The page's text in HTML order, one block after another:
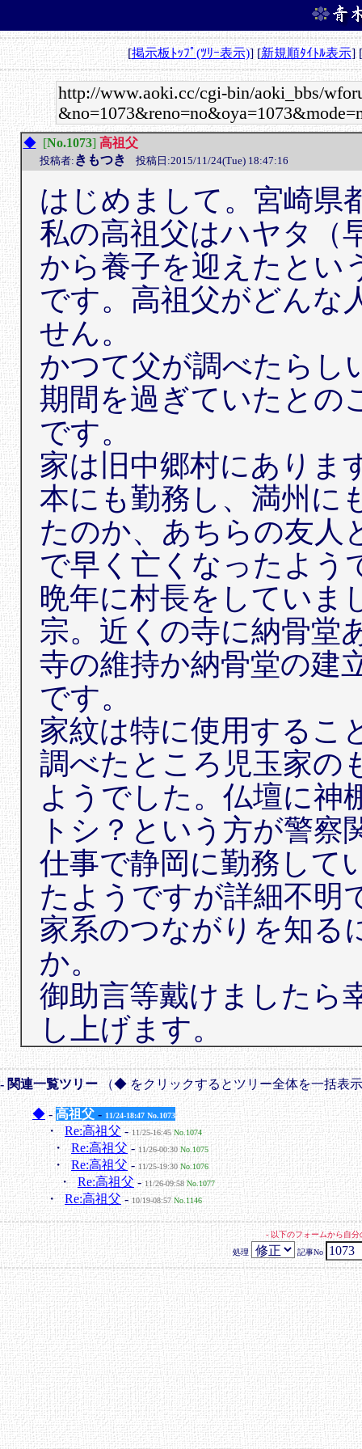
[掲示板ﾄｯﾌﾟ(ﾂﾘｰ表示)] [新規順ﾀｲﾄﾙ表示] [
◆ [No.1073] 高祖父
投稿者: きもつき 投稿日:2015/11/24(Tue) 18:47:16
はじめまして。宮崎県
私の高祖父はハヤタ（
から養子を迎えたとい
です。高祖父がどんな
せん。
かつて父が調べたらし
期間を過ぎていたとの
です。
家は旧中郷村にありま
本にも勤務し、満州に
たのか、あちらの友人
で早く亡くなったよう
晩年に村長をしていま
宗。近くの寺に納骨堂
寺の維持か納骨堂の建
です。
家紋は特に使用するこ
調べたところ児玉家の
ようでした。仏壇に神
トシ？という方が警察
仕事で静岡に勤務して
たようですが詳細不明
家系のつながりを知る
か。
御助言等戴けましたら
し上げます。
- 関連一覧ツリー（◆ をクリックするとツリー全体を一括表
◆-高祖父 - 11/24-18:47 No.1073
・Re:高祖父-11/25-16:45 No.1074
・Re:高祖父-11/26-00:30 No.1075
・Re:高祖父- 11/25-19:30 No.1076
・Re:高祖父 - 11/26-09:58No.1077
・Re:高祖父-10/19-08:57No.1146
- 以下のフォームから自
処理
記事No